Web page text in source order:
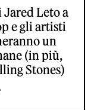
Leto a
e gli artisti
un
(in più,
Stones)